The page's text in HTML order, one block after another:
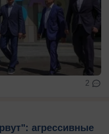
2
агрессивные